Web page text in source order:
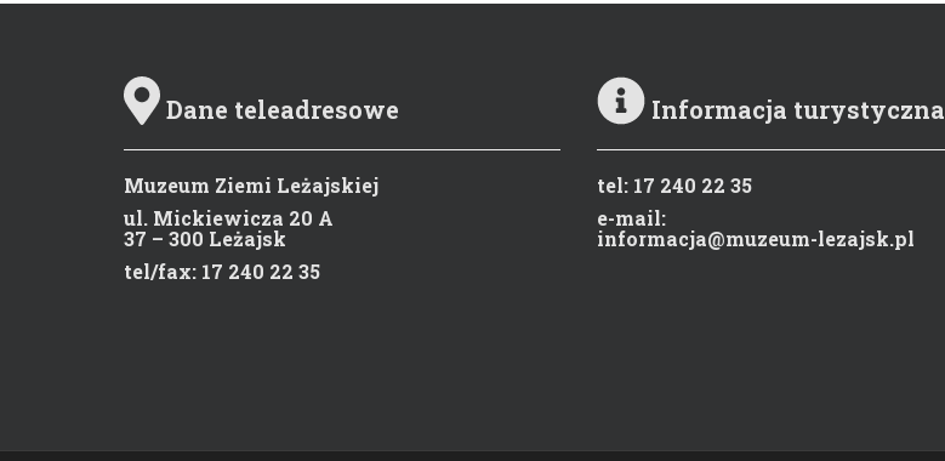
Dane teleadresowe
Muzeum Ziemi Leżajskiej
ul. Mickiewicza 20 A
37 – 300 Leżajsk
tel/fax: 17 240 22 35
Informacja turystyczna
tel: 17 240 22 35
e-mail:
informacja@muzeum-lezajsk.pl